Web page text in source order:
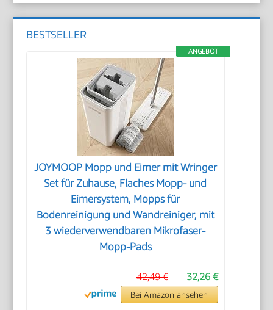
BESTSELLER
ANGEBOT
JOYMOOP Mopp und Eimer mit Wringer
Set für Zuhause, Flaches Mopp- und
Eimersystem, Mopps für
Bodenreinigung und Wandreiniger, mit
3 wiederverwendbaren Mikrofaser-
Mopp-Pads
32,26 €
42,49 €
Bei Amazon ansehen